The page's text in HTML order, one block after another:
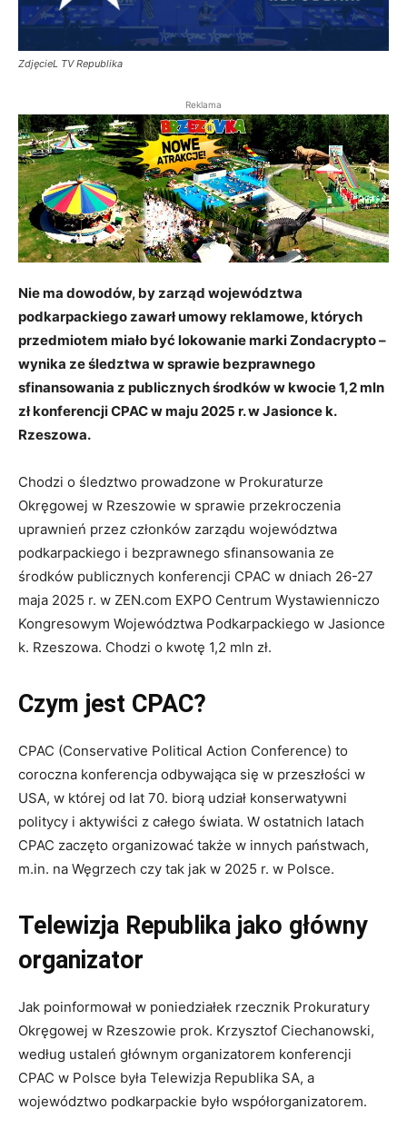
ZdjęcieL TV Republika
Reklama
Nie ma dowodów, by zarząd województwa
podkarpackiego zawarł umowy reklamowe, których
przedmiotem miało być lokowanie marki Zondacrypto –
wynika ze śledztwa w sprawie bezprawnego
sfinansowania z publicznych środków w kwocie 1,2 mln
zł konferencji CPAC w maju 2025 r. w Jasionce k.
Rzeszowa.
Chodzi o śledztwo prowadzone w Prokuraturze
Okręgowej w Rzeszowie w sprawie przekroczenia
uprawnień przez członków zarządu województwa
podkarpackiego i bezprawnego sfinansowania ze
środków publicznych konferencji CPAC w dniach 26-27
maja 2025 r. w ZEN.com EXPO Centrum Wystawienniczo
Kongresowym Województwa Podkarpackiego w Jasionce
k. Rzeszowa. Chodzi o kwotę 1,2 mln zł.
Czym jest CPAC?
CPAC (Conservative Political Action Conference) to
coroczna konferencja odbywająca się w przeszłości w
USA, w której od lat 70. biorą udział konserwatywni
politycy i aktywiści z całego świata. W ostatnich latach
CPAC zaczęto organizować także w innych państwach,
m.in. na Węgrzech czy tak jak w 2025 r. w Polsce.
Telewizja Republika jako główny
organizator
Jak poinformował w poniedziałek rzecznik Prokuratury
Okręgowej w Rzeszowie prok. Krzysztof Ciechanowski,
według ustaleń głównym organizatorem konferencji
CPAC w Polsce była Telewizja Republika SA, a
województwo podkarpackie było współorganizatorem.